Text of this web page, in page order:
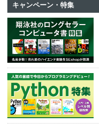
キャンペーン・特集